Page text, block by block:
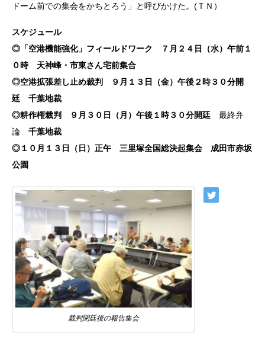
ドーム前での集会をかちとろう」と呼びかけた。(ＴＮ）
スケジュール
◎「空港機能強化」フィールドワーク ７月２４日（水）午前１
０時 天神峰・市東さん宅前集合
◎空港拡張差し止め裁判 ９月１３日（金）午後２時３０分開
廷 千葉地裁
◎耕作権裁判 ９月３０日（月）午後１時３０分開廷 最終弁
論 千葉地裁
◎１０月１３日（日）正午 三里塚全国総決起集会 成田市赤坂
公園
裁判閉廷後の報告集会